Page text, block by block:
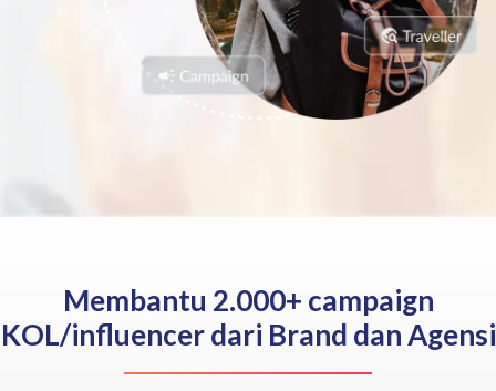
Membantu 2.000+ campaign
KOL/influencer dari Brand dan Agensi